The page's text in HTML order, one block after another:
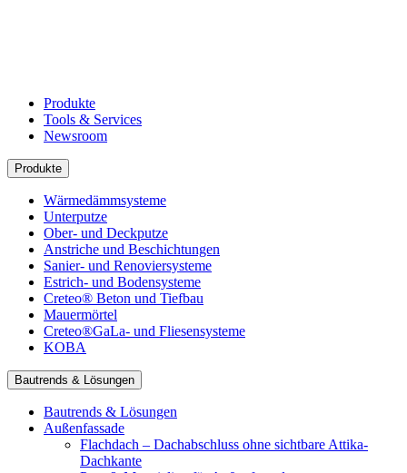
Produkte
Tools & Services
Newsroom
Produkte
Wärmedämmsysteme
Unterputze
Ober- und Deckputze
Anstriche und Beschichtungen
Sanier- und Renoviersysteme
Estrich- und Bodensysteme
Creteo® Beton und Tiefbau
Mauermörtel
Creteo®GaLa- und Fliesensysteme
KOBA
Bautrends & Lösungen
Bautrends & Lösungen
Außenfassade
Flachdach – Dachabschluss ohne sichtbare Attika-
Dachkante